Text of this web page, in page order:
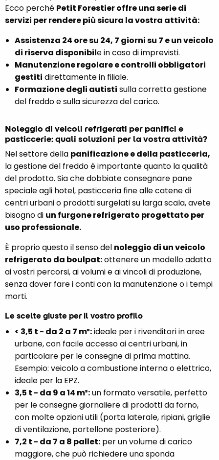
Ecco perché Petit Forestier offre una serie di
servizi per rendere più sicura la vostra attività:
Assistenza 24 ore su 24, 7 giorni su 7 e un veicolo
di riserva disponibile in caso di imprevisti.
Manutenzione regolare e controlli obbligatori
gestiti direttamente in filiale.
Formazione degli autisti sulla corretta gestione
del freddo e sulla sicurezza del carico.
Noleggio di veicoli refrigerati per panifici e
pasticcerie: quali soluzioni per la vostra attività?
Nel settore della panificazione e della pasticceria,
la gestione del freddo è importante quanto la qualità
del prodotto. Sia che dobbiate consegnare pane
speciale agli hotel, pasticceria fine alle catene di
centri urbani o prodotti surgelati su larga scala, avete
bisogno di un furgone refrigerato progettato per
uso professionale.
È proprio questo il senso del noleggio di un veicolo
refrigerato da boulpat:ottenere un modello adatto
ai vostri percorsi, ai volumi e ai vincoli di produzione,
senza dover fare i conti con la manutenzione o i tempi
morti.
Le scelte giuste per il vostro profilo
< 3,5 t - da 2 a 7 m³:ideale per i rivenditori in aree
urbane, con facile accesso ai centri urbani, in
particolare per le consegne di prima mattina.
Esempio: veicolo a combustione interna o elettrico,
ideale per la EPZ.
3,5 t - da 9 a 14 m³:un formato versatile, perfetto
per le consegne giornaliere di prodotti da forno,
con molte opzioni utili (porta laterale, ripiani, griglie
di ventilazione, portellone posteriore).
7,2 t - da 7 a 8 pallet: per un volume di carico
maggiore, che può richiedere una sponda